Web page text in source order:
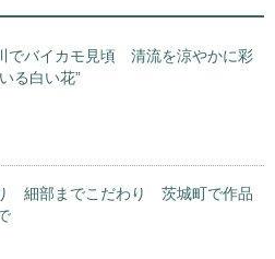
でバイカモ見頃 清流を涼やかに彩
る白い花”
細部までこだわり 茨城町で作品